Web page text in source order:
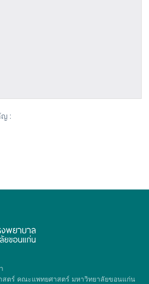
:
สตร์ คณะแพทยศาสตร์ มหาวิทยาลัยขอนแก่น